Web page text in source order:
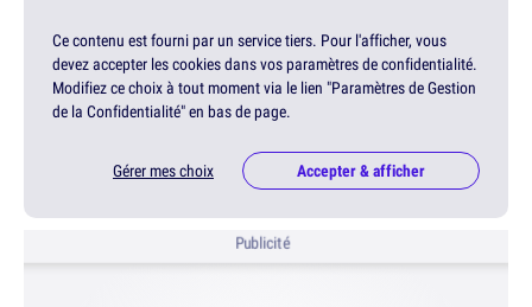
Ce contenu est fourni par un service tiers. Pour l'afficher, vous
devez accepter les cookies dans vos paramètres de confidentialité.
Modifiez ce choix à tout moment via le lien "Paramètres de Gestion
de la Confidentialité" en bas de page.
Gérer mes choix Accepter & afficher
Publicité